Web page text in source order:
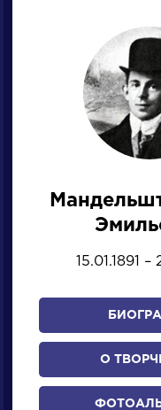
З
15.01.1891 –
О